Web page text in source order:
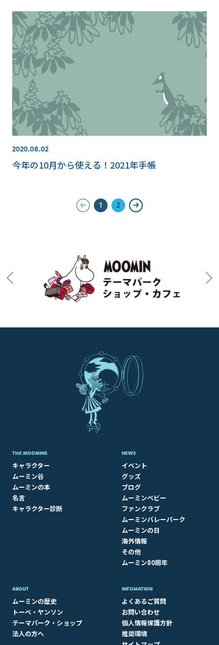
2020.08.02
今年の10月から使える！2021年手帳
1 2
THE MOOMINS
キャラクター
ムーミン谷
ムーミンの本
名言
キャラクター診断
NEWS
イベント
グッズ
ブログ
ムーミンベビー
ファンクラブ
ムーミンバレーパーク
ムーミンの日
海外情報
その他
ムーミン80周年
ABOUT​
ムーミンの歴史
トーベ・ヤンソン
テーマパーク・ショップ
法人の方へ
INFOMATION
よくあるご質問
お問い合わせ
個人情報保護方針
推奨環境